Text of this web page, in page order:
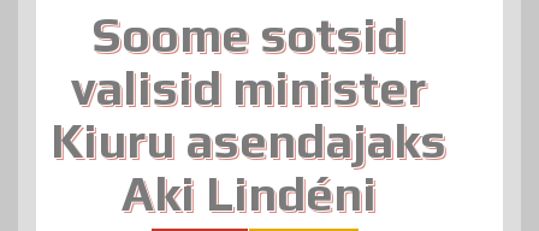
Soome sotsid
valisid minister
Kiuru asendajaks
Aki Lindéni